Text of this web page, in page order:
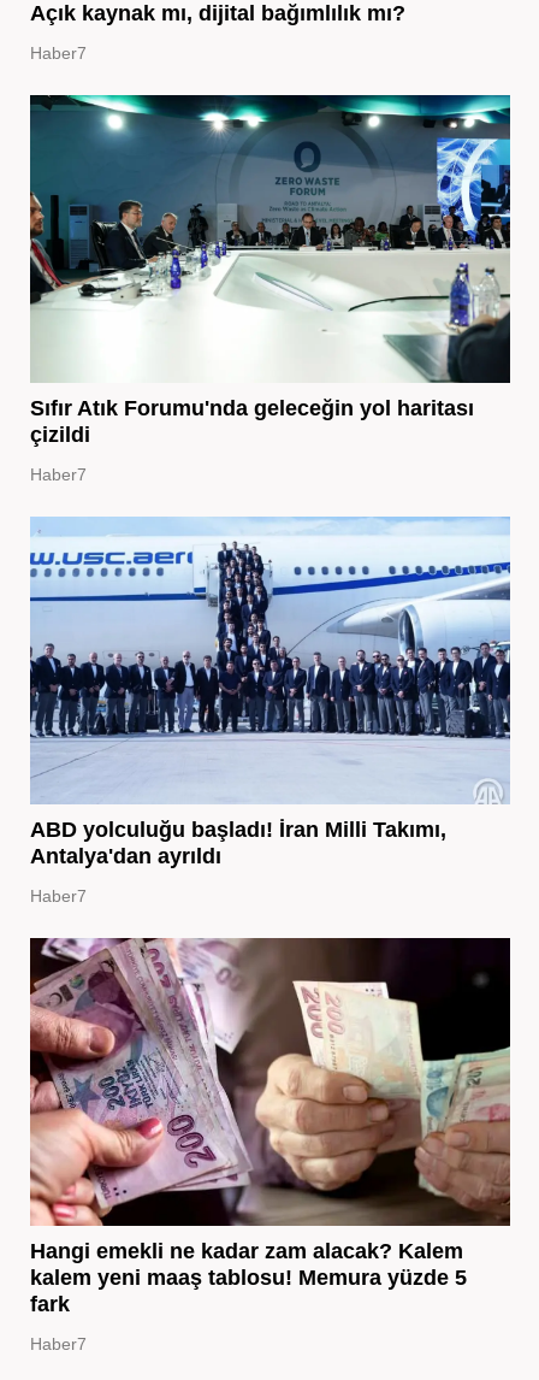
Açık kaynak mı, dijital bağımlılık mı?
Haber7
Sıfır Atık Forumu'nda geleceğin yol haritası
çizildi
Haber7
ABD yolculuğu başladı! İran Milli Takımı,
Antalya'dan ayrıldı
Haber7
Hangi emekli ne kadar zam alacak? Kalem
kalem yeni maaş tablosu! Memura yüzde 5
fark
Haber7